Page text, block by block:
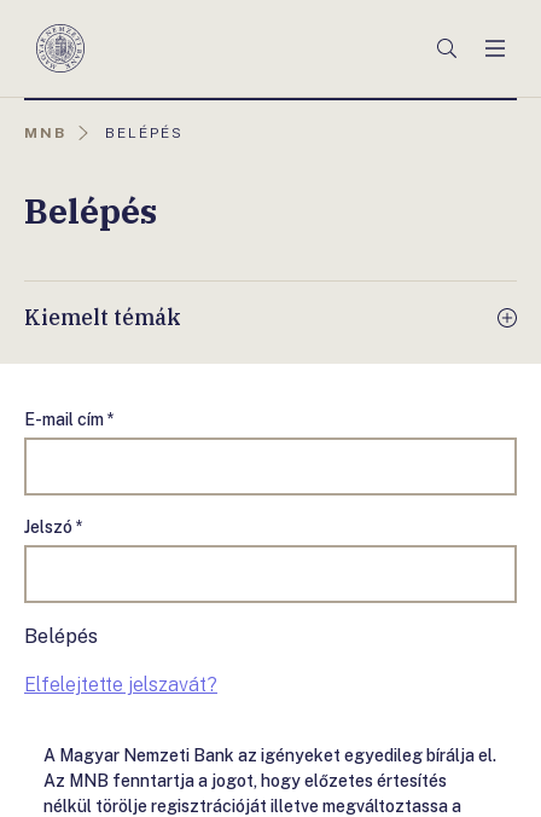
Magyar
Keresés
MNB
AKTUÁLIS
BELÉPÉS
Belépés
Kiemelt témák
E-mail cím *
Jelszó *
Belépés
Elfelejtette jelszavát?
A Magyar Nemzeti Bank az igényeket egyedileg bírálja el.
Az MNB fenntartja a jogot, hogy előzetes értesítés
nélkül törölje regisztrációját illetve megváltoztassa a